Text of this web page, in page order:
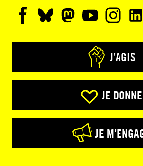
J’AGIS
JE DONNE
JE